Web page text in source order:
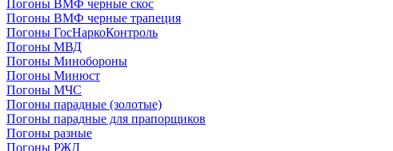
Погоны ВМФ черные скос
Погоны ВМФ черные трапеция
Погоны ГосНаркоКонтроль
Погоны МВД
Погоны Минобороны
Погоны Минюст
Погоны МЧС
Погоны парадные (золотые)
Погоны парадные для прапорщиков
Погоны разные
Погоны РЖД